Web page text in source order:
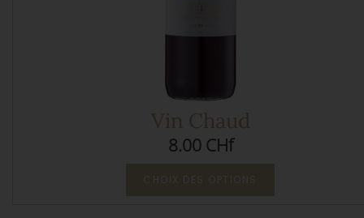
Vin Chaud
8.00 CHf